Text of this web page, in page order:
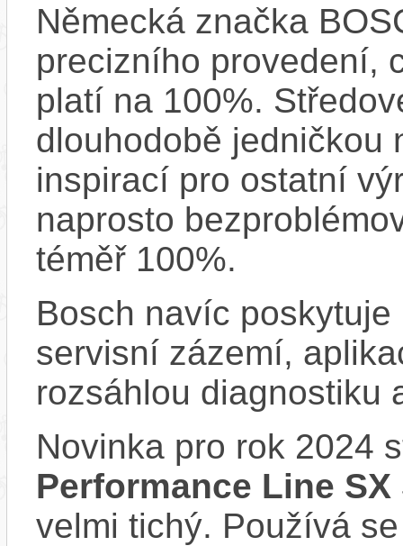
Německá značka
precizního provedení,
platí na 100%.
dlouhodobě jedničkou
inspirací pro ostatní
naprosto
téměř 100%.
Bosch navíc
servisní zázemí,
rozsáhlou diagnostiku
Novinka pro rok 2024
Performance Line SX
velmi tichý. Používá